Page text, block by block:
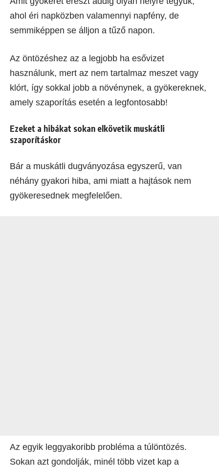
ahol éri napközben valamennyi napfény, de
semmiképpen se álljon a tűző napon.
Az öntözéshez az a legjobb ha esővizet
használunk, mert az nem tartalmaz meszet vagy
klórt, így sokkal jobb a növénynek, a gyökereknek,
amely szaporítás esetén a legfontosabb!
Ezeket a hibákat sokan elkövetik muskátli
szaporításkor
Bár a muskátli dugványozása egyszerű, van
néhány gyakori hiba, ami miatt a hajtások nem
gyökeresednek megfelelően.
Az egyik leggyakoribb probléma a túlöntözés.
Sokan azt gondolják, minél több vizet kap a